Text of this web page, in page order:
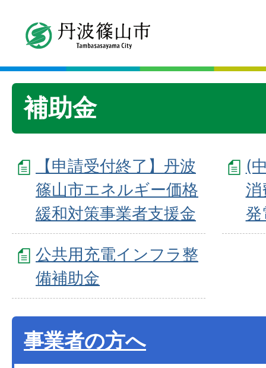
補助金
【申請受付終了】丹波
篠山市エネルギー価格
緩和対策事業者支援金
(
消
発
公共用充電インフラ整
備補助金
事業者の方へ